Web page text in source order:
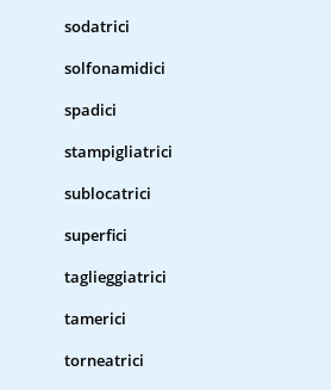
sodatrici
solfonamidici
spadici
stampigliatrici
sublocatrici
superfici
taglieggiatrici
tamerici
torneatrici